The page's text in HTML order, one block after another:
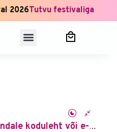
2026Tutvu festivaliga
Põhjalik e-kursus: Tee endale koduleht või e-pood (ai õpiprogramm)